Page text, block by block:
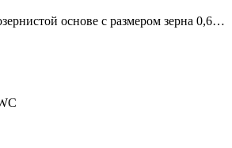
основе с размером зерна 0,6…